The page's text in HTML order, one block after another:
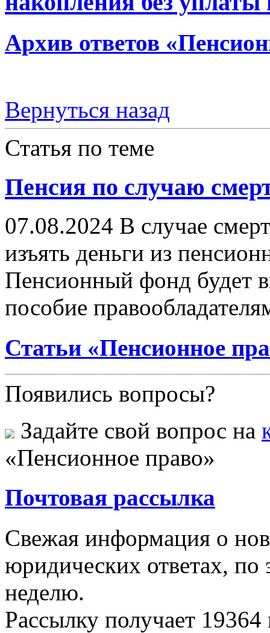
Архив ответов
Вернуться назад
Статья по теме
Пенсия по случаю
07.08.2024 В случае
изъять деньги из
Пенсионный фонд будет
пособие
Статьи «Пенсионное
Появились вопросы?
Задайте свой вопрос на
«Пенсионное право»
Почтовая рассылка
Свежая информация о
юридических ответах, по
неделю.
Рассылку получает 19364